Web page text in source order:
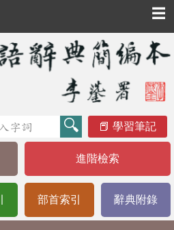
☰
學習筆記
進階檢索
部首索引 辭典附錄